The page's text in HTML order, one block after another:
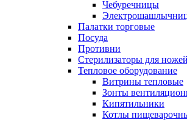
Чебуречницы
Палатки торговые
Посуда
Противни
Стерилизаторы для ножей
Тепловое оборудование
Витрины тепловые
Зонты
Кипятильники
Котлы